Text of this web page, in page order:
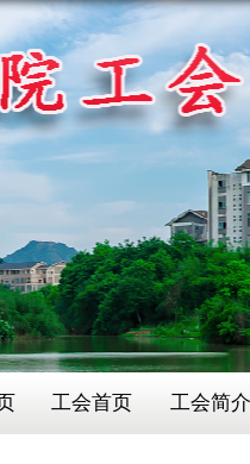
工会首页 工会简介